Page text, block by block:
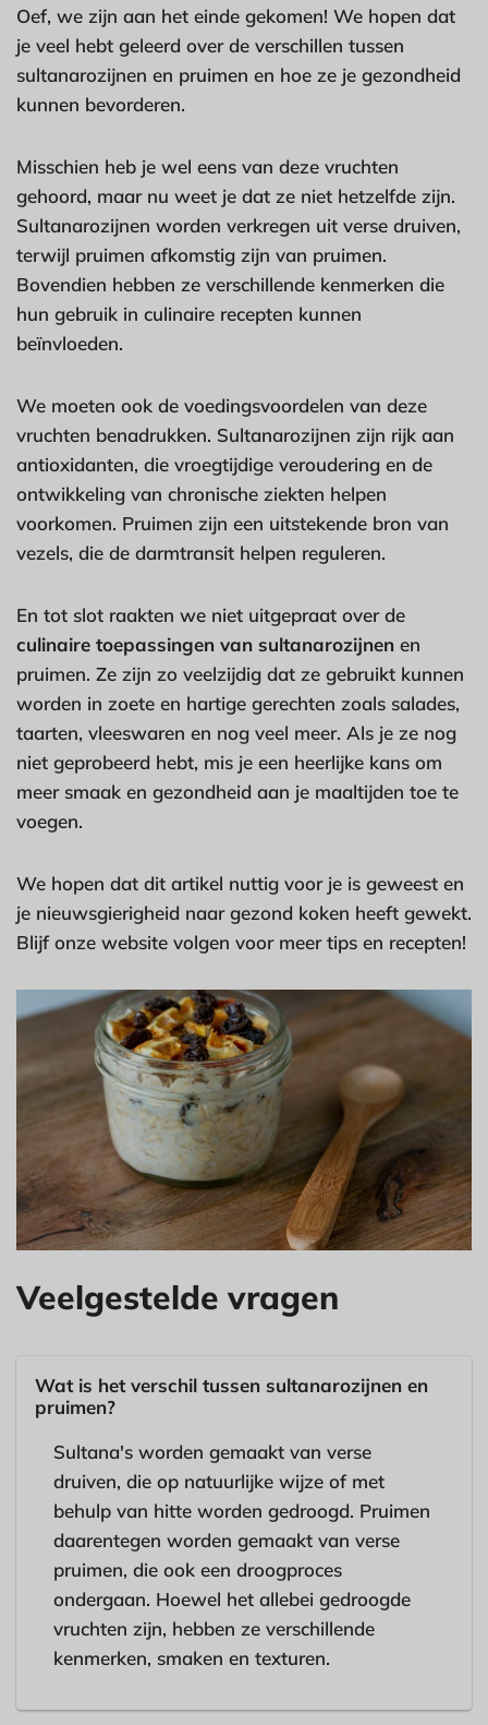
Oef, we zijn aan het einde gekomen! We hopen dat
je veel hebt geleerd over de verschillen tussen
sultanarozijnen en pruimen en hoe ze je gezondheid
kunnen bevorderen.
Misschien heb je wel eens van deze vruchten
gehoord, maar nu weet je dat ze niet hetzelfde zijn.
Sultanarozijnen worden verkregen uit verse druiven,
terwijl pruimen afkomstig zijn van pruimen.
Bovendien hebben ze verschillende kenmerken die
hun gebruik in culinaire recepten kunnen
beïnvloeden.
We moeten ook de voedingsvoordelen van deze
vruchten benadrukken. Sultanarozijnen zijn rijk aan
antioxidanten, die vroegtijdige veroudering en de
ontwikkeling van chronische ziekten helpen
voorkomen. Pruimen zijn een uitstekende bron van
vezels, die de darmtransit helpen reguleren.
En tot slot raakten we niet uitgepraat over de
culinaire toepassingen van sultanarozijnen en
pruimen. Ze zijn zo veelzijdig dat ze gebruikt kunnen
worden in zoete en hartige gerechten zoals salades,
taarten, vleeswaren en nog veel meer. Als je ze nog
niet geprobeerd hebt, mis je een heerlijke kans om
meer smaak en gezondheid aan je maaltijden toe te
voegen.
We hopen dat dit artikel nuttig voor je is geweest en
je nieuwsgierigheid naar gezond koken heeft gewekt.
Blijf onze website volgen voor meer tips en recepten!
Veelgestelde vragen
Wat is het verschil tussen sultanarozijnen en
pruimen?
Sultana's worden gemaakt van verse
druiven, die op natuurlijke wijze of met
behulp van hitte worden gedroogd. Pruimen
daarentegen worden gemaakt van verse
pruimen, die ook een droogproces
ondergaan. Hoewel het allebei gedroogde
vruchten zijn, hebben ze verschillende
kenmerken, smaken en texturen.